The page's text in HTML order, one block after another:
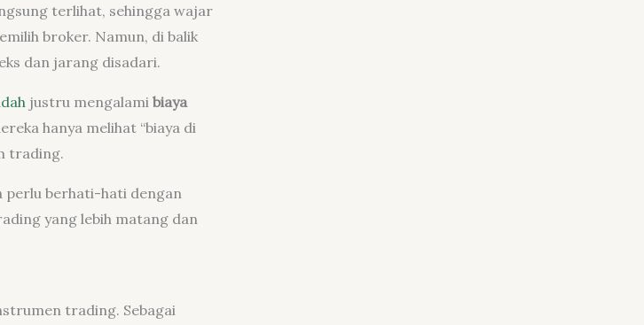
terlihat, sehingga wajar
broker. Namun, di balik
dan jarang disadari.
justru mengalami biaya
hanya melihat “biaya di
trading.
perlu berhati-hati dengan
yang lebih matang dan
trading. Sebagai